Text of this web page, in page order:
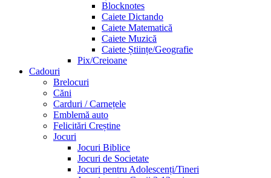
Blocknotes
Caiete Dictando
Caiete Matematică
Caiete Muzică
Caiete Științe/Geografie
Pix/Creioane
Cadouri
Brelocuri
Căni
Carduri / Carnețele
Emblemă auto
Felicitări Creștine
Jocuri
Jocuri Biblice
Jocuri de Societate
Jocuri pentru Adolescenți/Tineri